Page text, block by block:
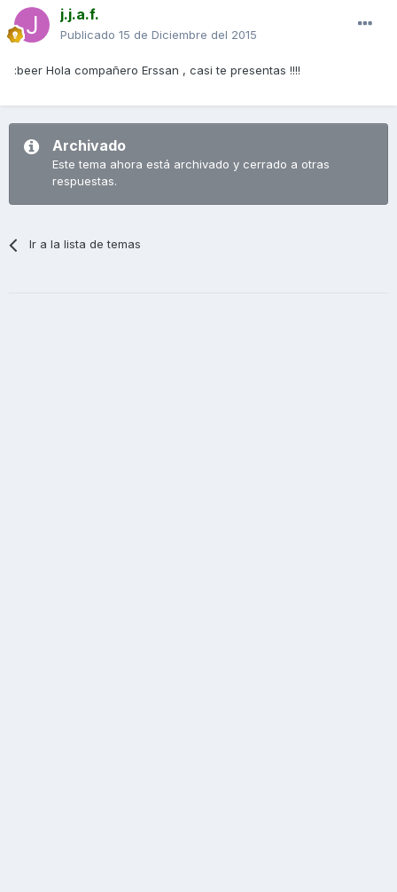
j.j.a.f.
Publicado 15 de Diciembre del 2015
:beer Hola compañero Erssan , casi te presentas !!!!
Archivado
Este tema ahora está archivado y cerrado a otras
respuestas.
Ir a la lista de temas